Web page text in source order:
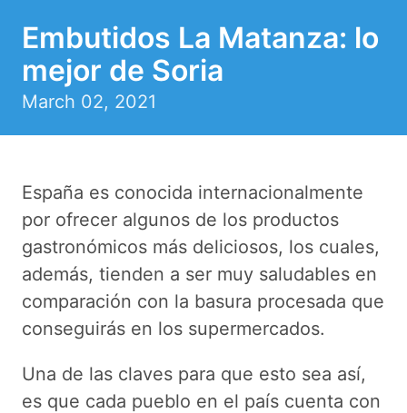
Embutidos La Matanza: lo
mejor de Soria
March 02, 2021
España es conocida internacionalmente
por ofrecer algunos de los productos
gastronómicos más deliciosos, los cuales,
además, tienden a ser muy saludables en
comparación con la basura procesada que
conseguirás en los supermercados.
Una de las claves para que esto sea así,
es que cada pueblo en el país cuenta con